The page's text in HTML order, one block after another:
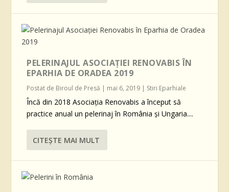
PELERINAJUL ASOCIAȚIEI RENOVABIS ÎN
EPARHIA DE ORADEA 2019
Postat de Biroul de Presă | mai 6, 2019 | Stiri Eparhiale
Încă din 2018 Asociația Renovabis a început să
practice anual un pelerinaj în România și Ungaria....
CITEŞTE MAI MULT